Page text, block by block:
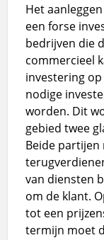
Het
een forse
bedrijven die
commercieel
investering
nodige
worden. Dit
gebied twee
Beide
van diensten
om de klant.
tot een
termijn moet